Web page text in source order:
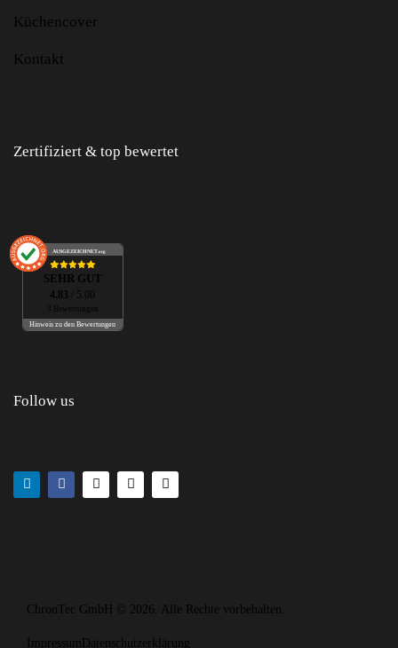
Küchencover
Kontakt
Zertifiziert & top bewertet
AUSGEZEICHNET.org
SEHR GUT
4.83 / 5.00
3 Bewertungen
Hinweis zu den Bewertungen
Follow us
ChronTec GmbH © 2026. Alle Rechte vorbehalten.
Impressum Datenschutzerklärung